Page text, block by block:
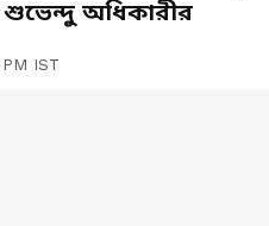
অধিকারীর
IST